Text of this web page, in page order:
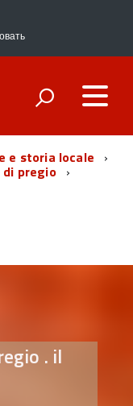
e storia locale
pregio
. il